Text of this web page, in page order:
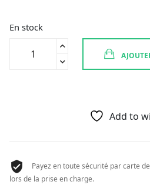
En stock
90
CAPS
Add to
Payez en toute sécurité par carte
lors de la prise en charge.